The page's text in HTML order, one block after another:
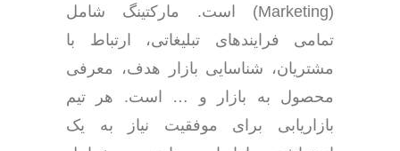
(Marketing) است. مارکتینگ شامل
تمامی فرایندهای تبلیغاتی، ارتباط با
مشتریان، شناسایی بازار هدف، معرفی
محصول به بازار و … است. هر تیم
بازاریابی برای موفقیت نیاز به یک